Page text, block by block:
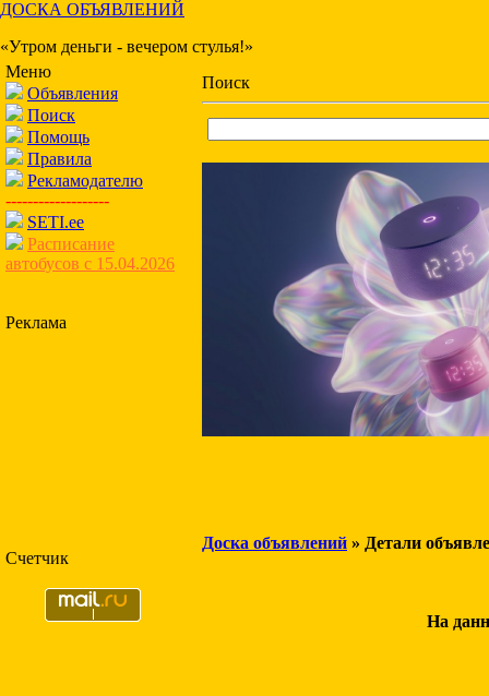
ДОСКА ОБЪЯВЛЕНИЙ
«Утром деньги - вечером стулья!»
Меню
Объявления
Поиск
Помощь
Правила
Рекламодателю
-------------------
SETI.ee
Расписание
автобусов с 15.04.2026
Реклама
Счетчик
Поиск
Доска объявлений » Детали
На